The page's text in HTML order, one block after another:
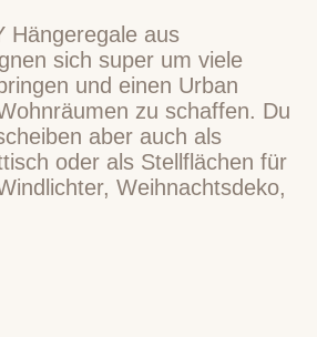
Hängeregale aus
sich super um viele
und einen Urban
zu schaffen. Du
aber auch als
oder als Stellflächen für
Weihnachtsdeko,